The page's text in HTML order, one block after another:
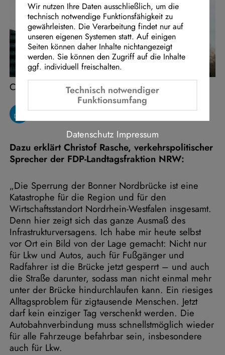
Christof Rasche
Dazu erklärt Christof Rasche, verkehrspolitischer
Sprecher der FDP-Landtagsfraktion NRW:
„Die Sperrung der Bonner Nordbrücke ist eine
Katastrophe für die Region und für den
Wirtschaftsstandort Nordrhein-Westfalen insgesamt.
Denn hier zeigt sich das ganze Ausmaß des
Infrastrukturversagens. Ich habe mir heute selbst
vor Ort ein Bild von der Lage gemacht: Nicht nur
für Lkw und Autos, auch für Fußgänger und
Radfahrer ist die Brücke jetzt gesperrt – und auch
die Straße darunter, sodass man nicht einmal mehr
unter der Brücke hindurchlaufen kann. Ein riesiges
Alltagsproblem für zigtausende Menschen. Jetzt
darf kein einziger Tag verschenkt werden. Die
Autobahnverbindung muss schnellstmöglich wieder
für alle Fahrzeuge befahrbar sein, insbesondere
auch für Lkw.
Wir nutzen Ihre Daten ausschließlich, um die
technisch notwendige Funktionsfähigkeit zu
gewährleisten. Die Verarbeitung findet nur auf
unseren eigenen Systemen statt. Auf einigen
Seiten können daher Inhalte nichtangezeigt
werden. Sie können den Zugriff auf die Inhalte
ggf. individuell freischalten.
Technisch notwendiger
Funktionsumfang
Datenschutz Impressum